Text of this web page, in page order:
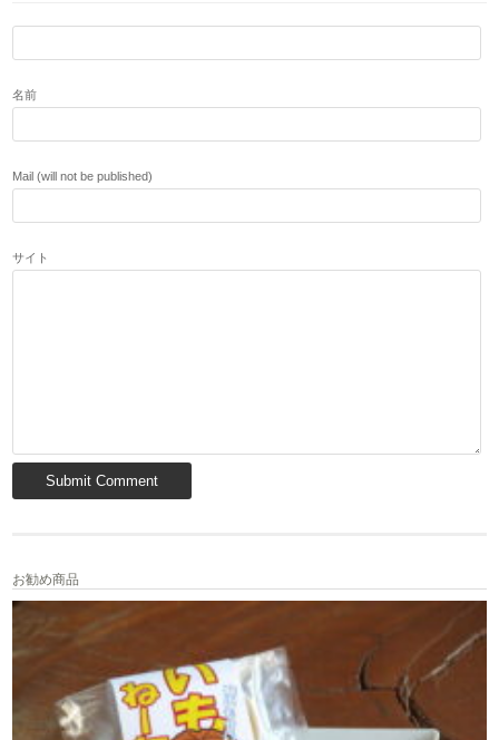
名前
Mail (will not be published)
サイト
お勧め商品